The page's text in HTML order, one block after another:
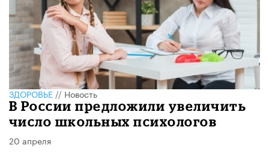
ЗДОРОВЬЕ//Новость
В России предложили увеличить
число школьных психологов
20 апреля